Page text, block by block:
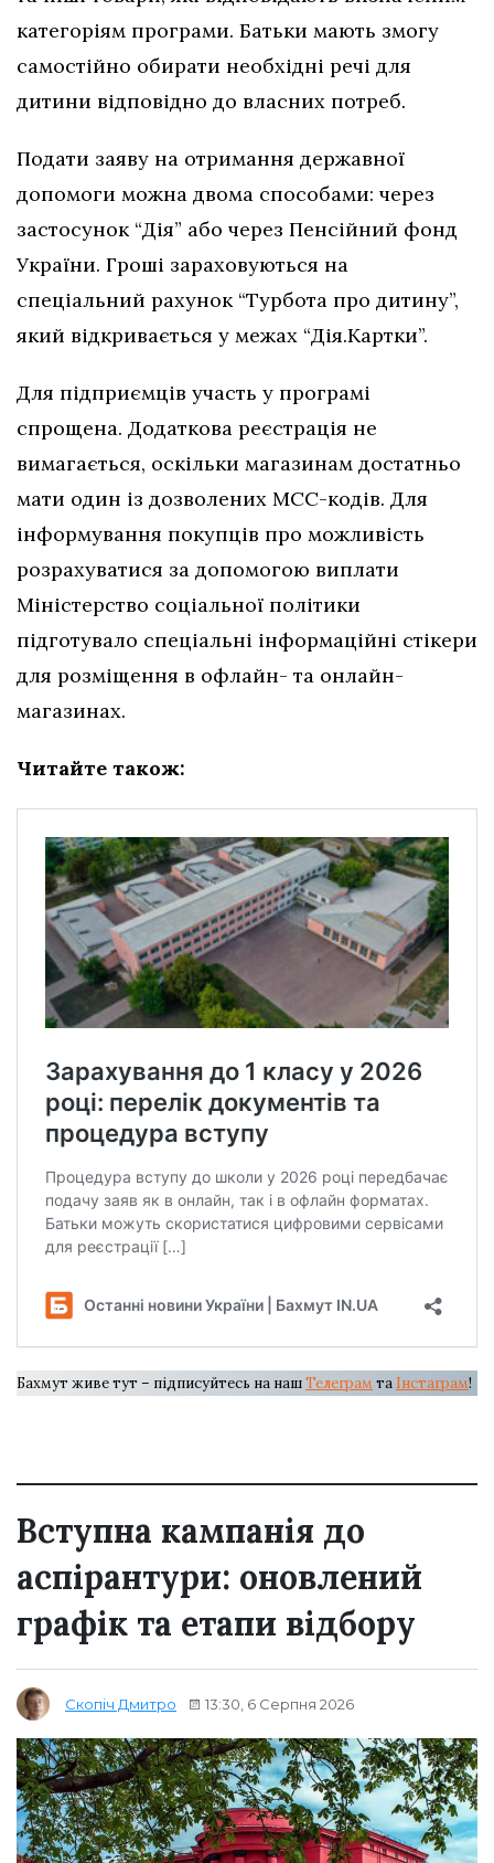
категоріям програми. Батьки мають змогу
самостійно обирати необхідні речі для
дитини відповідно до власних потреб.
Подати заяву на отримання державної
допомоги можна двома способами: через
застосунок “Дія” або через Пенсійний фонд
України. Гроші зараховуються на
спеціальний рахунок “Турбота про дитину”,
який відкривається у межах “Дія.Картки”.
Для підприємців участь у програмі
спрощена. Додаткова реєстрація не
вимагається, оскільки магазинам достатньо
мати один із дозволених МСС-кодів. Для
інформування покупців про можливість
розрахуватися за допомогою виплати
Міністерство соціальної політики
підготувало спеціальні інформаційні стікери
для розміщення в офлайн- та онлайн-
магазинах.
Читайте також:
Бахмут живе тут – підписуйтесь на нашТелеграм та Інстаграм!
Вступна кампанія до
аспірантури: оновлений
графік та етапи відбору
Скопіч Дмитро 13:30, 6 Серпня 2026